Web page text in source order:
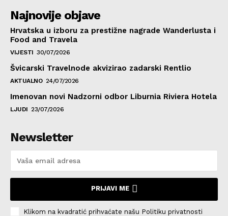
Najnovije objave
Hrvatska u izboru za prestižne nagrade Wanderlusta i
Food and Travela
VIJESTI 30/07/2026
Švicarski Travelnode akvizirao zadarski Rentlio
AKTUALNO 24/07/2026
Imenovan novi Nadzorni odbor Liburnia Riviera Hotela
LJUDI 23/07/2026
Newsletter
PRIJAVI ME
Klikom na kvadratić prihvaćate našu Politiku privatnosti